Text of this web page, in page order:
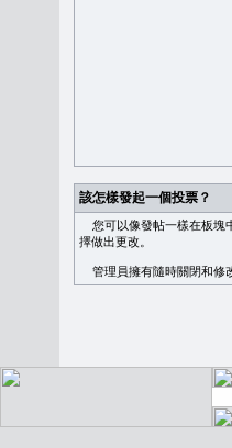
該怎樣發起一個投票？
您可以像發帖一樣在板塊
擇做出更改。
管理員擁有隨時關閉和修